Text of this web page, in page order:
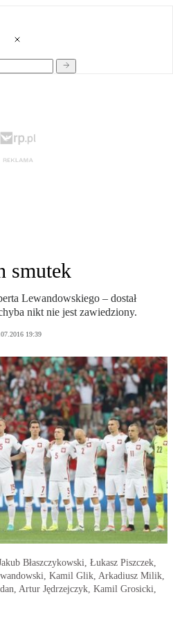
smutek
Lewandowskiego – dostał
nikt nie jest zawiedziony.
19:39
Błaszczykowski, Łukasz Piszczek,
Kamil Glik, Arkadiusz Milik,
Artur Jędrzejczyk, Kamil Grosicki,